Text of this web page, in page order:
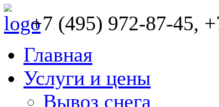
+7 (495) 972-87-45,
Главная
Услуги и цены
Вывоз снега